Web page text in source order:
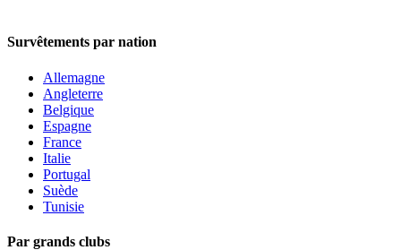
Survêtements par nation
Allemagne
Angleterre
Belgique
Espagne
France
Italie
Portugal
Suède
Tunisie
Par grands clubs